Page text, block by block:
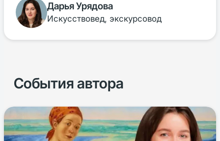
Дарья Урядова
Искусствовед, экскурсовод
События автора